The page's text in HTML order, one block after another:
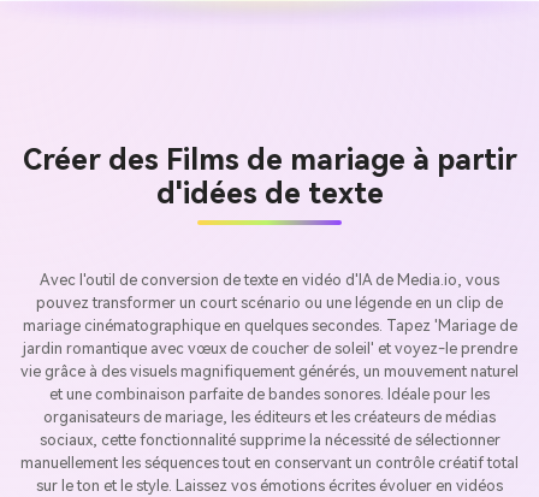
Créer des Films de mariage à partir
d'idées de texte
Avec l'outil de conversion de texte en vidéo d'IA de Media.io, vous
pouvez transformer un court scénario ou une légende en un clip de
mariage cinématographique en quelques secondes. Tapez 'Mariage de
jardin romantique avec vœux de coucher de soleil' et voyez-le prendre
vie grâce à des visuels magnifiquement générés, un mouvement naturel
et une combinaison parfaite de bandes sonores. Idéale pour les
organisateurs de mariage, les éditeurs et les créateurs de médias
sociaux, cette fonctionnalité supprime la nécessité de sélectionner
manuellement les séquences tout en conservant un contrôle créatif total
sur le ton et le style. Laissez vos émotions écrites évoluer en vidéos